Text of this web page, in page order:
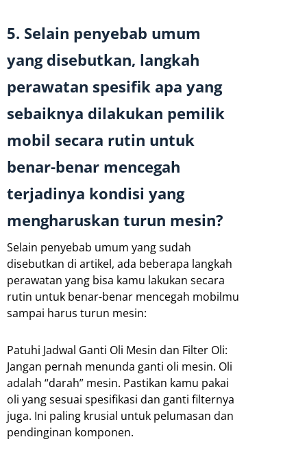
5. Selain penyebab umum
yang disebutkan, langkah
perawatan spesifik apa yang
sebaiknya dilakukan pemilik
mobil secara rutin untuk
benar-benar mencegah
terjadinya kondisi yang
mengharuskan turun mesin?
Selain penyebab umum yang sudah
disebutkan di artikel, ada beberapa langkah
perawatan yang bisa kamu lakukan secara
rutin untuk benar-benar mencegah mobilmu
sampai harus turun mesin:
Patuhi Jadwal Ganti Oli Mesin dan Filter Oli:
Jangan pernah menunda ganti oli mesin. Oli
adalah “darah” mesin. Pastikan kamu pakai
oli yang sesuai spesifikasi dan ganti filternya
juga. Ini paling krusial untuk pelumasan dan
pendinginan komponen.